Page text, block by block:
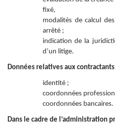
fixé,
modalités de calcul
arrêté ;
indication de la
d’un litige.
Données relatives aux contractants
identité ;
coordonnées
coordonnées bancaires.
Dans le cadre de l’administration